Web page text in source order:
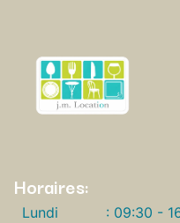
Horaires:
Lundi
: 09:30 -